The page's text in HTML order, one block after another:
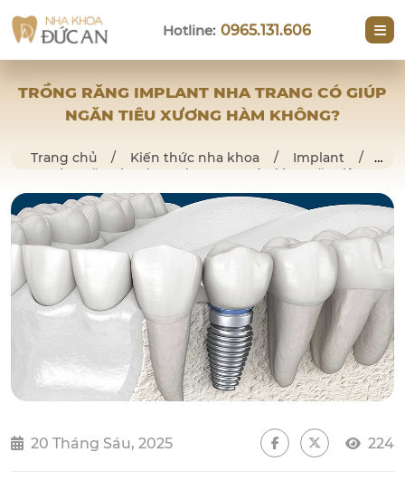
Hotline: 0965.131.606
TRỒNG RĂNG IMPLANT NHA TRANG CÓ GIÚP
NGĂN TIÊU XƯƠNG HÀM KHÔNG?
Trang chủ / Kiến thức nha khoa / Implant
/
Trồng răng implant Nha Trang có giúp ngăn tiêu
xương hàm không?
20 Tháng Sáu, 2025 224